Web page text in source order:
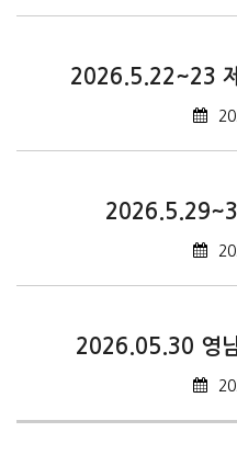
2026.5.22~23
2026.05.30 영